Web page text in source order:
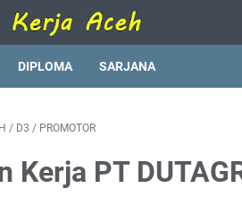
DIPLOMA SARJANA
/ D3 / PROMOTOR
Kerja PT